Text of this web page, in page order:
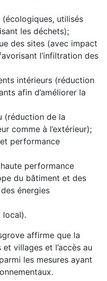
utilisés
les déchets);
des sites (avec impact
l’infiltration des
intérieurs (réduction
afin d’améliorer la
(réduction de la
comme à l’extérieur);
performance
performance
du bâtiment et des
énergies
local).
affirme que la
villages et l’accès au
les mesures ayant